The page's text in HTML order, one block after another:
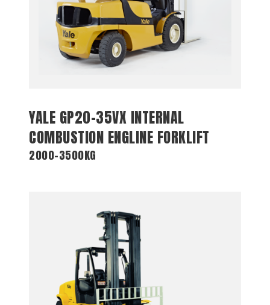
YALE GP20-35VX INTERNAL
COMBUSTION ENGLINE FORKLIFT
2000-3500KG